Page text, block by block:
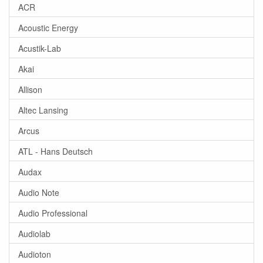
ACR
Acoustic Energy
Acustik-Lab
Akai
Allison
Altec Lansing
Arcus
ATL - Hans Deutsch
Audax
Audio Note
Audio Professional
Audiolab
Audioton